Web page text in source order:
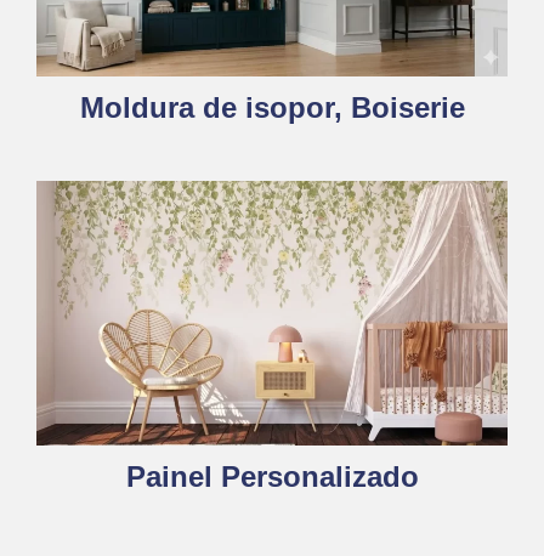
Moldura de isopor, Boiserie
Painel Personalizado